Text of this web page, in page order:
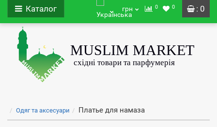
: 0
Каталог грн 0 0
Одяг та аксесуари Платье для намаза